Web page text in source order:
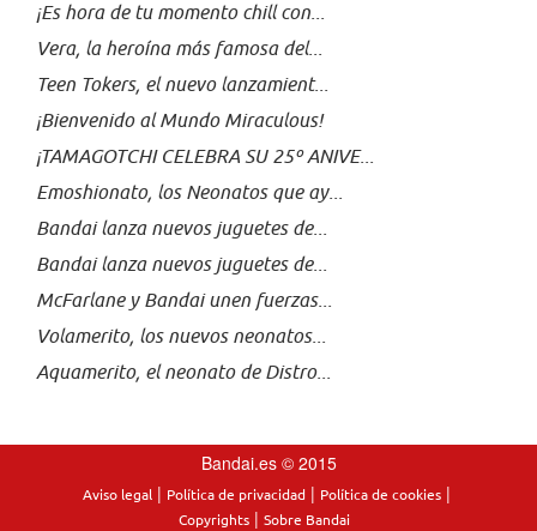
¡Es hora de tu momento chill con...
Vera, la heroína más famosa del...
Teen Tokers, el nuevo lanzamient...
¡Bienvenido al Mundo Miraculous!
¡TAMAGOTCHI CELEBRA SU 25º ANIVE...
Emoshionato, los Neonatos que ay...
Bandai lanza nuevos juguetes de...
Bandai lanza nuevos juguetes de...
McFarlane y Bandai unen fuerzas...
Volamerito, los nuevos neonatos...
Aquamerito, el neonato de Distro...
Bandai.es © 2015
Aviso legal| Política de privacidad| Política de cookies|
Copyrights| Sobre Bandai